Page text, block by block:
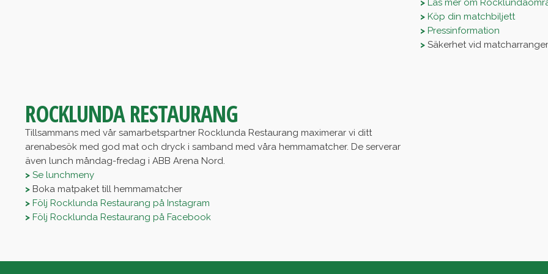
> Läs mer om
> Köp din matchbiljett
> Pressinformation
> Säkerhet vid
ROCKLUNDA RESTAURANG
Tillsammans med vår samarbetspartner Rocklunda Restaurang maximerar vi ditt
arenabesök med god mat och dryck i samband med våra hemmamatcher. De serverar
även lunch måndag-fredag i ABB Arena Nord.
> Se lunchmeny
> Boka matpaket till hemmamatcher
> Följ Rocklunda Restaurang på Instagram
> Följ Rocklunda Restaurang på Facebook